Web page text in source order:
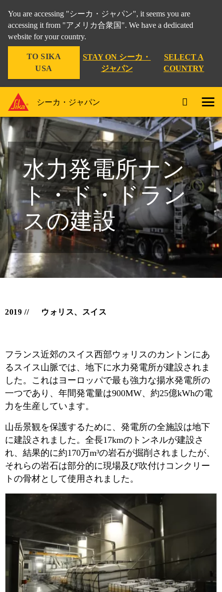
You are accessing "シーカ・ジャパン", it seems you are
accessing it from "アメリカ合衆国". We have a dedicated
website for your country.
TO SIKA
USA
STAY ON シーカ・
ジャパン
SELECT A
COUNTRY
シーカ・ジャパン
水力発電所ナン
ト・ド・ドラン
スの建設
2019 ウォリス、スイス
フランス近郊のスイス西部ウォリスのカントンにあ
るスイス山脈では、地下に水力発電所が建設されま
した。これはヨーロッパで最も強力な揚水発電所の
一つであり、年間発電量は900MW、約25億kWhの電
力を生産しています。
山岳景観を保護するために、発電所の全施設は地下
に建設されました。全長17kmのトンネルが建設さ
れ、結果的に約170万m³の岩石が掘削されましたが、
それらの岩石は部分的に現場及び吹付けコンクリー
トの骨材として使用されました。